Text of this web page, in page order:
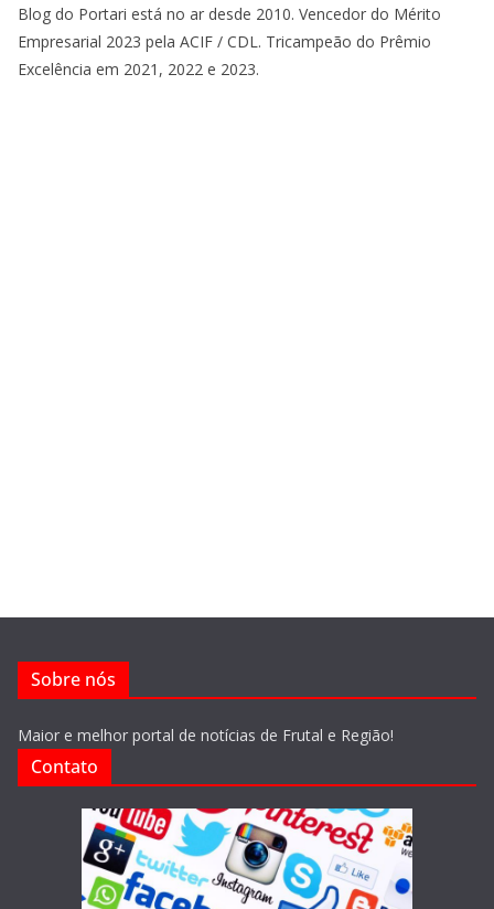
Blog do Portari está no ar desde 2010. Vencedor do Mérito
Empresarial 2023 pela ACIF / CDL. Tricampeão do Prêmio
Excelência em 2021, 2022 e 2023.
Sobre nós
Maior e melhor portal de notícias de Frutal e Região!
Contato